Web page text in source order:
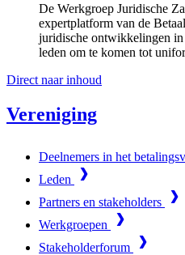
De Werkgroep Juridische
expertplatform van de
juridische ontwikkelingen
leden om te komen tot
Direct naar inhoud
Vereniging
Deelnemers in het
Leden
Partners en stakeholders
Werkgroepen
Stakeholderforum